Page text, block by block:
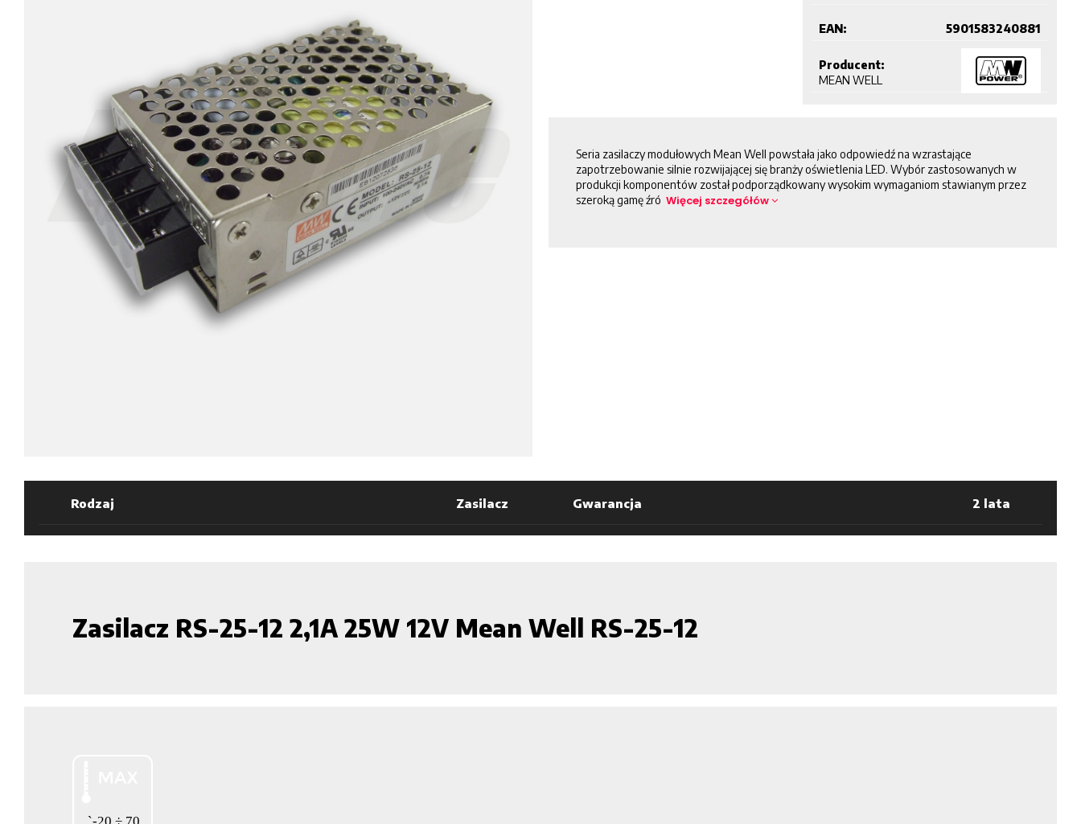
EAN: 5901583240881
Producent:
MEAN WELL
Seria zasilaczy modułowych Mean Well powstała jako odpowiedź na wzrastające
zapotrzebowanie silnie rozwijającej się branży oświetlenia LED. Wybór zastosowanych w
produkcji komponentów został podporządkowany wysokim wymaganiom stawianym przez
szeroką gamę źró Więcej szczegółów
Rodzaj Zasilacz Gwarancja 2 lata
Zasilacz RS-25-12 2,1A 25W 12V Mean Well RS-25-12